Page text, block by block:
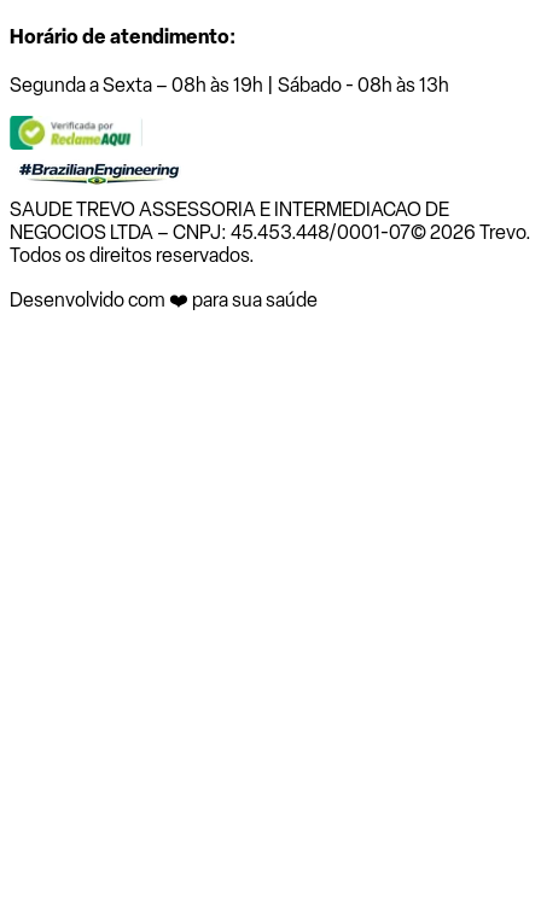
Horário de atendimento:
Segunda a Sexta – 08h às 19h | Sábado - 08h às 13h
SAUDE TREVO ASSESSORIA E INTERMEDIACAO DE
NEGOCIOS LTDA – CNPJ: 45.453.448/0001-07© 2026 Trevo.
Todos os direitos reservados.
Desenvolvido com ❤️ para sua saúde